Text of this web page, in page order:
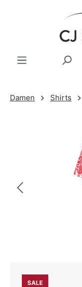
Zum Hauptinhalt
Damen Shirts
SALE